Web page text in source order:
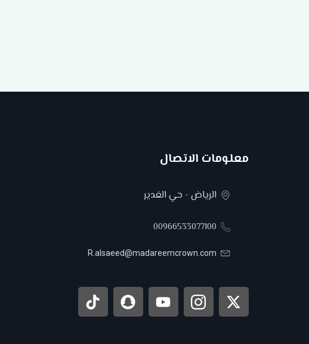
معلومات الاتصال
الرياض - حي الغدير
00966533077100
R.alsaeed@madareemcrown.com